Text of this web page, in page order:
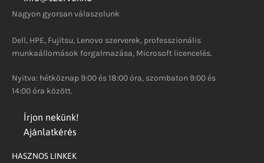
Nagyon gyorsan válaszolunk
Dell, HPE, Fujitsu, Lenovo szerverek, professzionális
munkaállomások forgalmazása, Microsoft licencelés.
Nyitva: hétköznap 9:00 és 18:00 óra, szombaton 9:00 és
14:00 óra között.
Írjon nekünk!
Ajánlatkérés
HASZNOS LINKEK